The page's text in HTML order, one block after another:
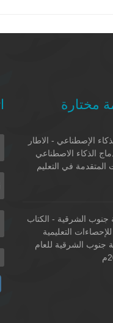
مختارة
الإصطناعي - الاطار
الذكاء الاصطناعي
المتقدمة في التعليم
جنوب الشرقية - الكتاب
التعليمية
جنوب الشرقية للعام